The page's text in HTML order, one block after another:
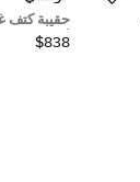
حقيبة كتف
أسود صغيرة
$838